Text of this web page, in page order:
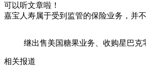
可以听文章啦！
嘉宝人寿属于受到监管的保险业务，并
继出售美国糖果业务、收购星巴克
相关报道